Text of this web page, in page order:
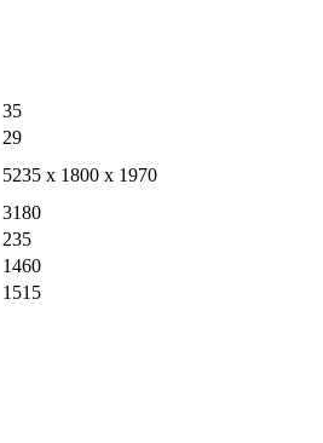
35
29
5235 x 1800 x 1970
3180
235
1460
1515